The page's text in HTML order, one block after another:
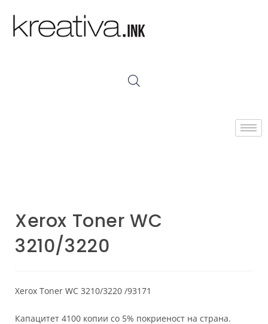
Xerox Toner WC
3210/3220
Xerox Toner WC 3210/3220 /93171
Капацитет 4100 копии со 5% покриеност на страна.